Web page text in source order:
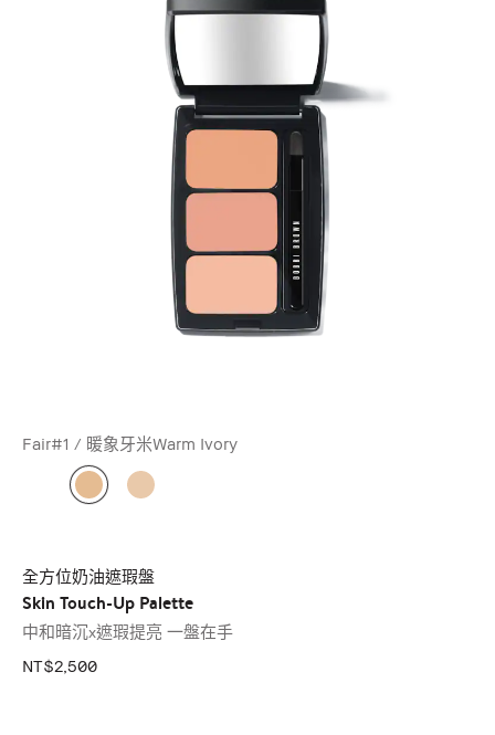
Fair#1 / 暖象牙米Warm Ivory
全方位奶油遮瑕盤
Skin Touch-Up Palette
中和暗沉x遮瑕提亮 一盤在手
NT$2,500